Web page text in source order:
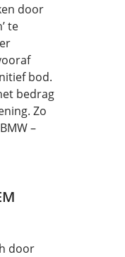
door
te
bod.
bedrag
Zo
–
door